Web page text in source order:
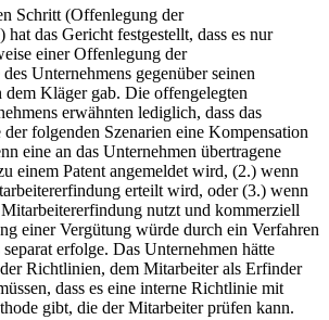
Schritt (Offenlegung der
hat das Gericht festgestellt, dass es nur
einer Offenlegung der
Unternehmens gegenüber seinen
Kläger gab. Die offengelegten
erwähnten lediglich, dass das
folgenden Szenarien eine Kompensation
eine an das Unternehmen übertragene
einem Patent angemeldet wird, (2.) wenn
erteilt wird, oder (3.) wenn
nutzt und kommerziell
einer Vergütung würde durch ein Verfahren
erfolge. Das Unternehmen hätte
Richtlinien, dem Mitarbeiter als Erfinder
dass es eine interne Richtlinie mit
gibt, die der Mitarbeiter prüfen kann.